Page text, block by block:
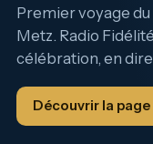
Premier voyage du
Metz. Radio
célébration, en
Découvrir la